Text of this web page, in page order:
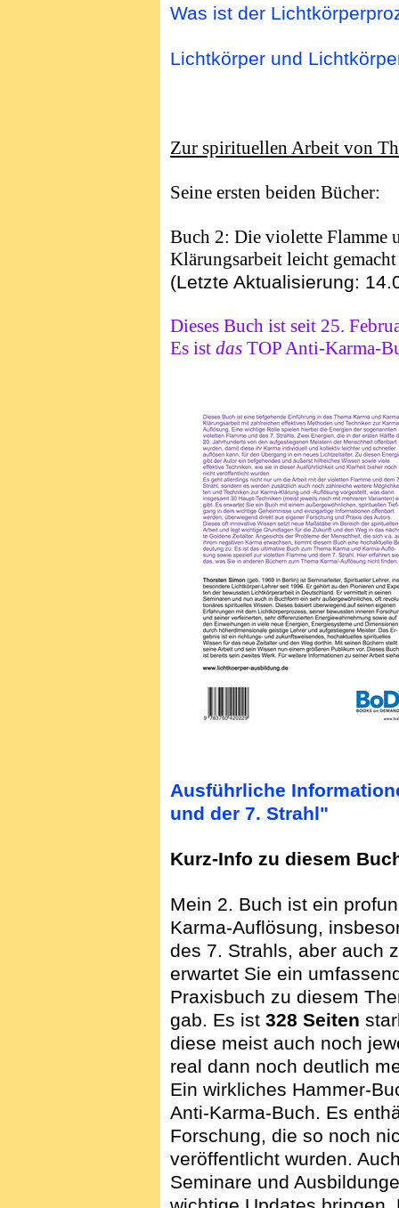
Was ist der
Lichtkörper und
Zur spirituellen Arbeit von
Seine ersten beiden Bücher:
Buch 2: Die violette Flamme
Klärungsarbeit leicht gemacht
(Letzte Aktualisierung:
Dieses Buch ist seit 25.
Es istdas TOP Anti-Karma-
Ausführliche
und der 7. Strahl"
Kurz-Info zu diesem
Mein 2. Buch ist ein
Karma-Auflösung,
des 7. Strahls, aber auch
erwartet Sie ein
Praxisbuch zu diesem
gab. Es ist 328 Seiten
diese meist auch noch
real dann noch deutlich
Ein wirkliches Hammer-
Anti-Karma-Buch. Es
Forschung, die so noch
veröffentlicht wurden.
Seminare und